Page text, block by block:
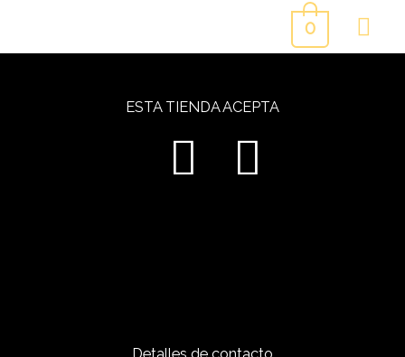
0
Detalles de contacto
ESTA TIENDA ACEPTA